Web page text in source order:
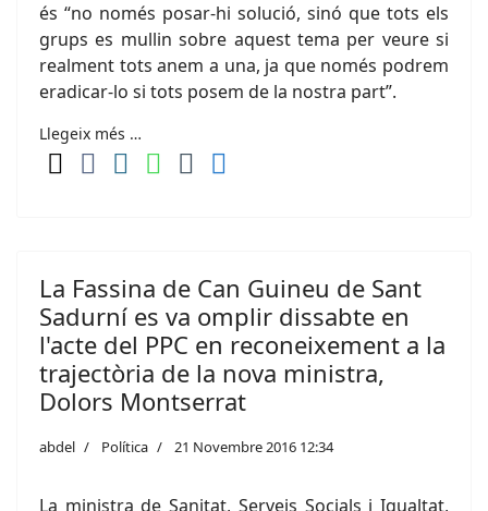
és “no només posar-hi solució, sinó que tots els
grups es mullin sobre aquest tema per veure si
realment tots anem a una, ja que només podrem
eradicar-lo si tots posem de la nostra part”.
Llegeix més …
La Fassina de Can Guineu de Sant
Sadurní es va omplir dissabte en
l'acte del PPC en reconeixement a la
trajectòria de la nova ministra,
Dolors Montserrat
abdel Política 21 Novembre 2016 12:34
La ministra de Sanitat, Serveis Socials i Igualtat,